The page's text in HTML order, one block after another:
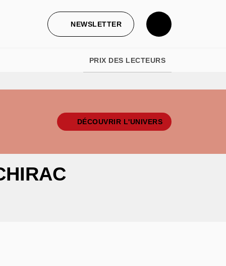
NEWSLETTER
PRIX DES LECTEURS
DÉCOUVRIR L'UNIVERS